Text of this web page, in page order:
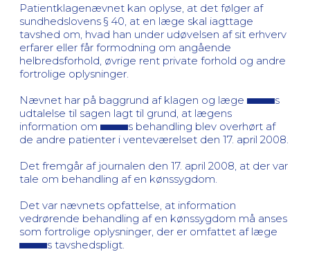
Patientklagenævnet kan oplyse, at det følger af
sundhedslovens § 40, at en læge skal iagttage
tavshed om, hvad han under udøvelsen af sit erhverv
erfarer eller får formodning om angående
helbredsforhold, øvrige rent private forhold og andre
fortrolige oplysninger.
Nævnet har på baggrund af klagen og læge
s
udtalelse til sagen lagt til grund, at lægens
information om
s behandling blev overhørt af
de andre patienter i venteværelset den 17. april 2008.
Det fremgår af journalen den 17. april 2008, at der var
tale om behandling af en kønssygdom.
Det var nævnets opfattelse, at information
vedrørende behandling af en kønssygdom må anses
som fortrolige oplysninger, der er omfattet af læge
s tavshedspligt.